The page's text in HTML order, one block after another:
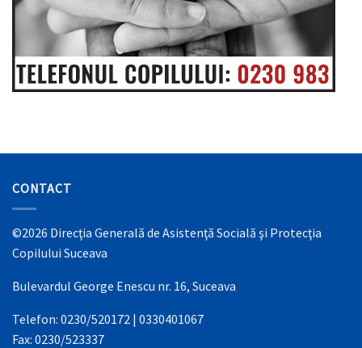
CONTACT
©2026 Direcţia Generală de Asistenţă Socială şi Protecţia
Copilului Suceava
Bulevardul George Enescu nr. 16, Suceava
Telefon: 0230/520172 | 0330401067
Fax: 0230/523337